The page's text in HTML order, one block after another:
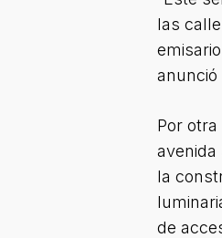
las
anunció
Por
la
de